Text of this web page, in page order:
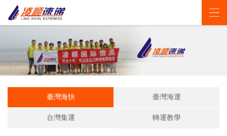
臺灣海快 臺灣海運
台灣集運 轉運教學